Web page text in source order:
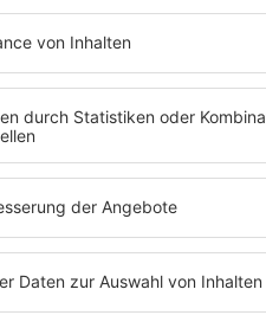
von Elton
Elton
Wie der